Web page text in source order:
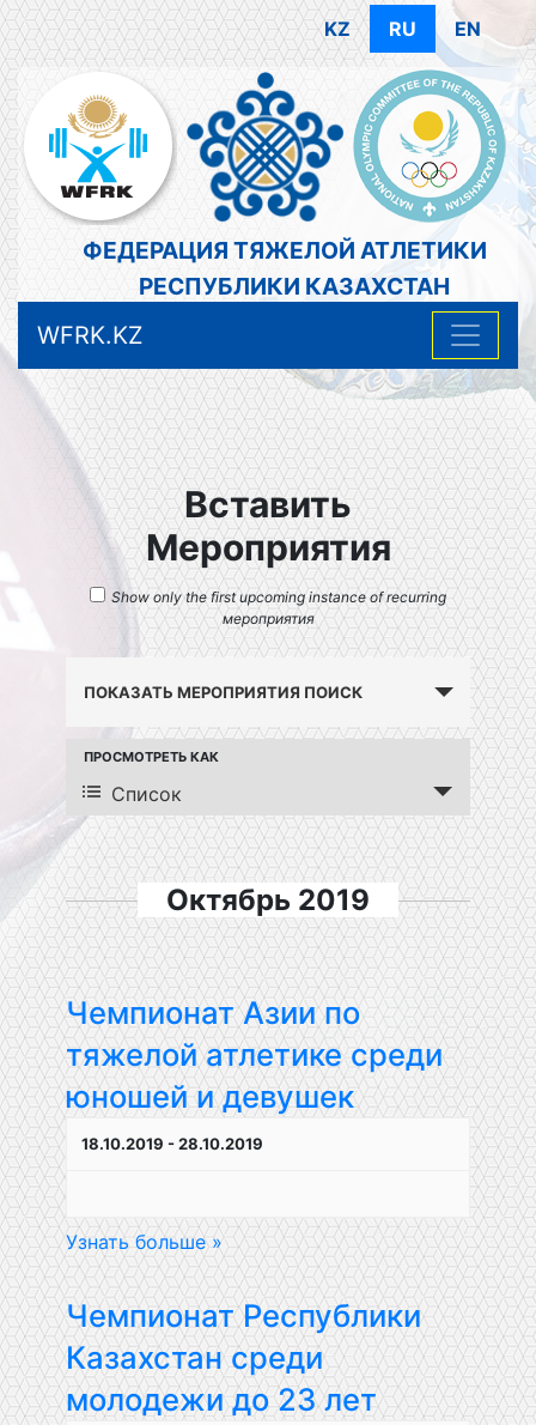
KZ RU EN
ФЕДЕРАЦИЯ ТЯЖЕЛОЙ АТЛЕТИКИ
РЕСПУБЛИКИ КАЗАХСТАН
WFRK.KZ
Вставить
Мероприятия
Show only the first upcoming instance of recurring
мероприятия
Поиск
просмотр
Мероприятия
навигации
ПОКАЗАТЬ МЕРОПРИЯТИЯ ПОИСК
Событие
Views
Navigation
ПРОСМОТРЕТЬ КАК
Список
Октябрь 2019
Чемпионат Азии по
тяжелой атлетике среди
юношей и девушек
18.10.2019 -28.10.2019
Узнать больше »
Чемпионат Республики
Казахстан среди
молодежи до 23 лет